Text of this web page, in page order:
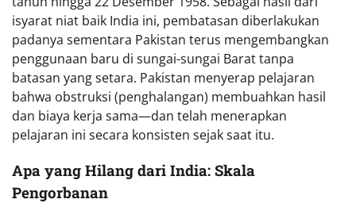
isyarat niat baik India ini, pembatasan diberlakukan
padanya sementara Pakistan terus mengembangkan
penggunaan baru di sungai-sungai Barat tanpa
batasan yang setara. Pakistan menyerap pelajaran
bahwa obstruksi (penghalangan) membuahkan hasil
dan biaya kerja sama—dan telah menerapkan
pelajaran ini secara konsisten sejak saat itu.
Apa yang Hilang dari India: Skala
Pengorbanan